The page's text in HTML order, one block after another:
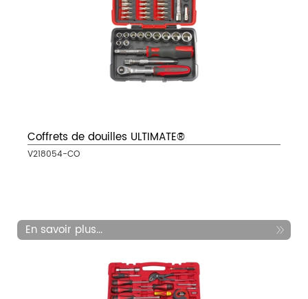
Coffrets de douilles ULTIMATE®
V218054-CO
En savoir plus...